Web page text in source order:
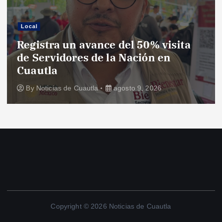
Local
Registra un avance del 50% visita
de Servidores de la Nación en
Cuautla
By Noticias de Cuautla agosto 9, 2026
Copyright © 2026 Noticias de Cuautla